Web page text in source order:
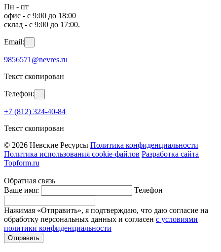
Пн - пт
офис - с 9:00 до 18:00
склад - с 9:00 до 17:00.
Email:
9856571@nevres.ru
Текст скопирован
Телефон:
+7 (812) 324-40-84
Текст скопирован
© 2026 Невские Ресурсы Политика конфиденциальности
Политика использования cookie-файлов Разработка сайта
Topform.ru
Обратная связь
Ваше имя:
Телефон
Нажимая «Отправить», я подтверждаю, что даю согласие на
обработку персональных данных и согласен с условиями
политики конфиденциальности
Отправить